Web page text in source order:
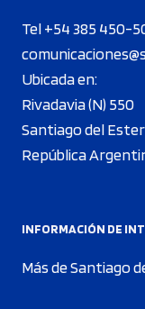
Tel +54 385 450-
Ubicada en:
Rivadavia (N) 550
Santiago del
República
INFORMACIÓN DE
Más de Santiago